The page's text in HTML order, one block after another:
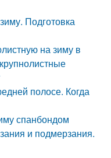
Подготовка
на зиму в
полосе. Когда
спанбондом
и подмерзания.